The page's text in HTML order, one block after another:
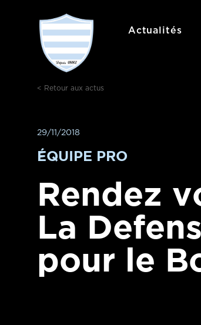
Actualités
< Retour aux actus
29/11/2018
ÉQUIPE PRO
Rendez
La
pour le